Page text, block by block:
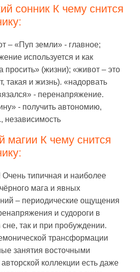
сонник К чему снится
– «Пуп земли» - главное;
используется и как
просить» (жизни); «живот – это
такая и жизнь). «надорвать
- перенапряжение.
- получить автономию,
независимость
магии К чему снится
типичная и наиболее
мага и явных
– периодические ощущения
и судороги в
так и при пробуждении.
трансформации
занятия восточными
коллекции есть даже